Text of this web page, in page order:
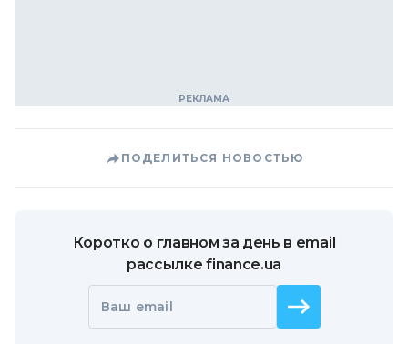
ПОДЕЛИТЬСЯ НОВОСТЬЮ
Коротко о главном за день в email
рассылке finance.ua
Ваш email